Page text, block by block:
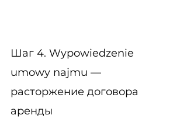
Шаг 4. Wypowiedzenie
umowy najmu —
расторжение договора
аренды